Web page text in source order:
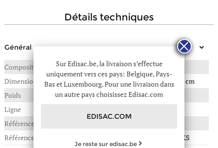
détails techniques
Général
Composition
CUIR DE VACHETTE
Dimensions
19(L) x 5(P) x 20(H) en cm
Poids
0,380 kg
Ligne
Référence :
Référence fournisseur
MademoiselleGeorgeXS
Sur Edisac.be, la livraison s’effectue
uniquement vers ces pays: Belgique, Pays-
Bas et Luxembourg. Pour une livraison dans
un autre pays choisissez Edisac.com
EDISAC.COM
Je reste sur edisac.be